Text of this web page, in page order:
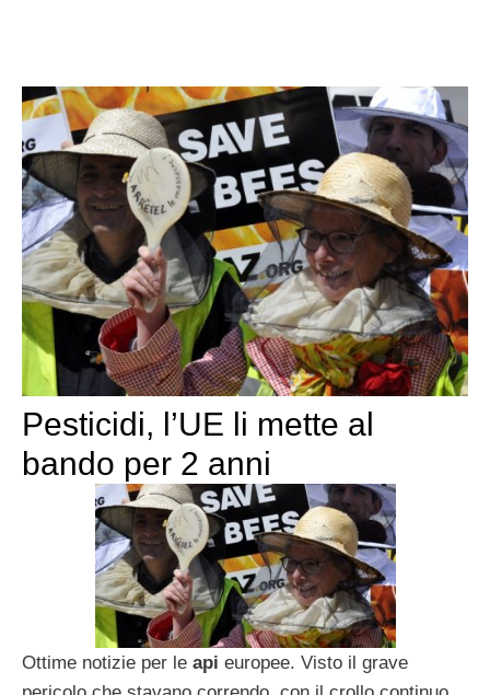
Pesticidi, l’UE li mette al
bando per 2 anni
Ottime notizie per le api europee. Visto il grave